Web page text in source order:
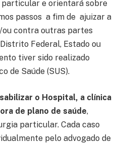
particular e orientará sobre
passos a fim de ajuizar a
ou contra outras partes
Federal, Estado ou
tiver sido realizado
de Saúde (SUS).
o Hospital, a clínica
de plano de saúde,
particular. Cada caso
pelo advogado de